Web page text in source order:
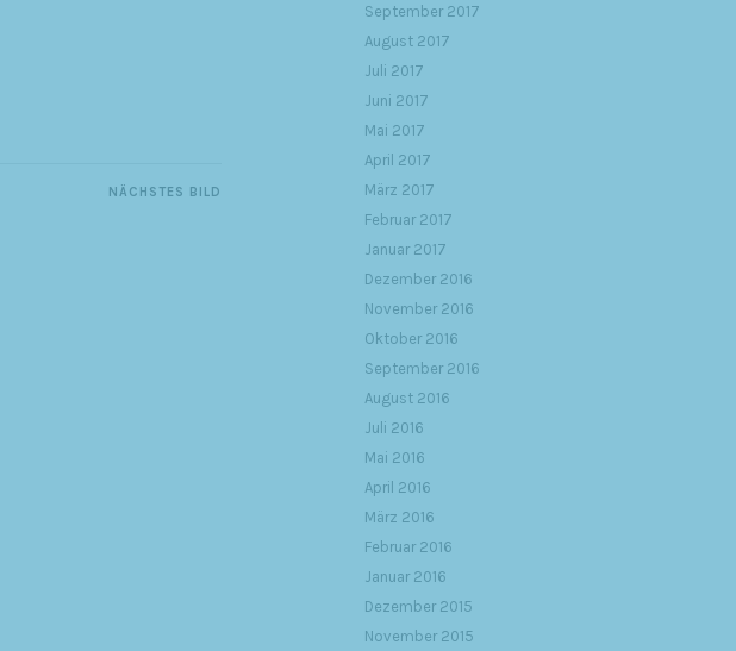
NÄCHSTES BILD
September 2017
August 2017
Juli 2017
Juni 2017
Mai 2017
April 2017
März 2017
Februar 2017
Januar 2017
Dezember 2016
November 2016
Oktober 2016
September 2016
August 2016
Juli 2016
Mai 2016
April 2016
März 2016
Februar 2016
Januar 2016
Dezember 2015
November 2015